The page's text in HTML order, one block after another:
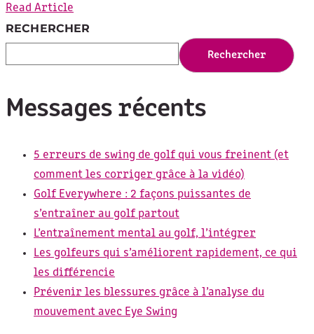
Read Article
RECHERCHER
Rechercher
Messages récents
5 erreurs de swing de golf qui vous freinent (et
comment les corriger grâce à la vidéo)
Golf Everywhere : 2 façons puissantes de
s’entraîner au golf partout
L’entraînement mental au golf, l’intégrer
Les golfeurs qui s’améliorent rapidement, ce qui
les différencie
Prévenir les blessures grâce à l’analyse du
mouvement avec Eye Swing